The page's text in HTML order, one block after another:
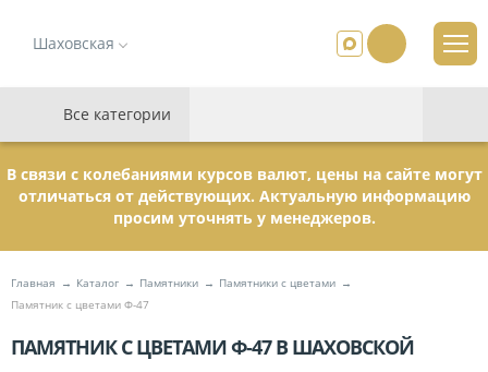
Шаховская
Все категории
В связи с колебаниями курсов валют, цены на сайте могут
отличаться от действующих. Актуальную информацию
просим уточнять у менеджеров.
Главная Каталог Памятники
Памятники с цветами
Памятник с цветами Ф-47
ПАМЯТНИК С ЦВЕТАМИ Ф-47 В ШАХОВСКОЙ